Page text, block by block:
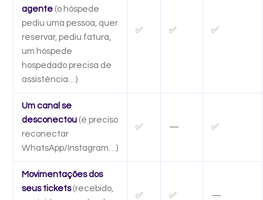
agente (o hóspede
pediu uma pessoa, quer
reservar, pediu fatura,
um hóspede
hospedado precisa de
assistência…)
✅ ✅ ✅
Um canal se
desconectou (é preciso
reconectar
WhatsApp/Instagram…)
✅ — ✅
Movimentações dos
seus tickets(recebido,
✅ ✅ —